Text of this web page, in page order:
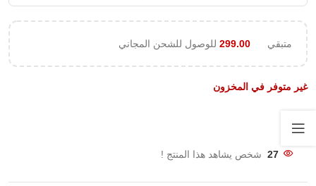
متبقي 299.00 للوصول للشحن المجاني
غير متوفر في المخزون
27 شخص يشاهد هذا المنتج !